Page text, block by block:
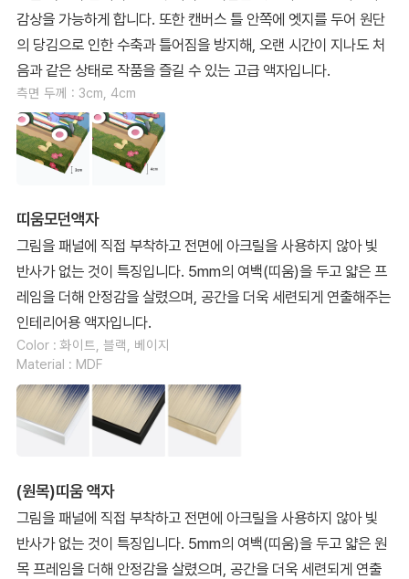
감상을 가능하게 합니다. 또한 캔버스 틀 안쪽에 엣지를 두어 원단
의 당김으로 인한 수축과 틀어짐을 방지해, 오랜 시간이 지나도 처
음과 같은 상태로 작품을 즐길 수 있는 고급 액자입니다.
측면 두께 : 3cm, 4cm
띠움모던액자
그림을 패널에 직접 부착하고 전면에 아크릴을 사용하지 않아 빛
반사가 없는 것이 특징입니다. 5mm의 여백(띠움)을 두고 얇은 프
레임을 더해 안정감을 살렸으며, 공간을 더욱 세련되게 연출해주는
인테리어용 액자입니다.
Color : 화이트, 블랙, 베이지
Material : MDF
(원목)띠움 액자
그림을 패널에 직접 부착하고 전면에 아크릴을 사용하지 않아 빛
반사가 없는 것이 특징입니다. 5mm의 여백(띠움)을 두고 얇은 원
목 프레임을 더해 안정감을 살렸으며, 공간을 더욱 세련되게 연출